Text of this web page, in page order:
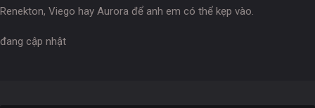
Renekton, Viego hay Aurora để anh em có thể kẹp vào.
đang cập nhật